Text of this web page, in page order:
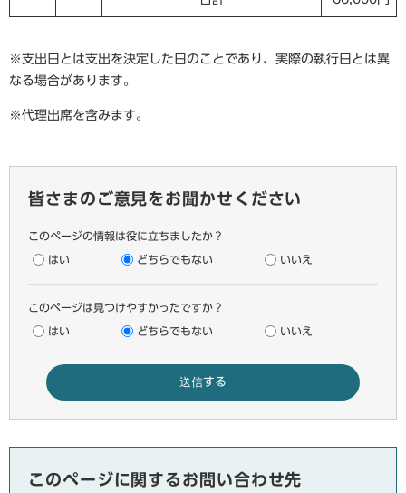
※支出日とは支出を決定した日のことであり、実際の執行日とは異
なる場合があります。
※代理出席を含みます。
皆さまのご意見をお聞かせください
このページの情報は役に立ちましたか？
はい どちらでもない いいえ
このページは見つけやすかったですか？
はい どちらでもない いいえ
このページに関するお問い合わせ先